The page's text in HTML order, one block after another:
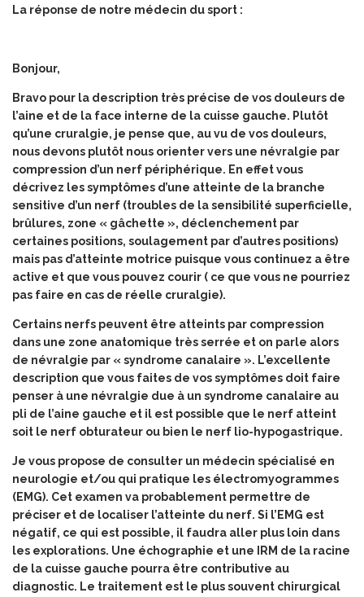
La réponse de notre médecin du sport :
Bonjour,
Bravo pour la description très précise de vos douleurs de
l’aine et de la face interne de la cuisse gauche. Plutôt
qu’une cruralgie, je pense que, au vu de vos douleurs,
nous devons plutôt nous orienter vers une névralgie par
compression d’un nerf périphérique. En effet vous
décrivez les symptômes d’une atteinte de la branche
sensitive d’un nerf (troubles de la sensibilité superficielle,
brûlures, zone « gâchette », déclenchement par
certaines positions, soulagement par d’autres positions)
mais pas d’atteinte motrice puisque vous continuez a être
active et que vous pouvez courir ( ce que vous ne pourriez
pas faire en cas de réelle cruralgie).
Certains nerfs peuvent être atteints par compression
dans une zone anatomique très serrée et on parle alors
de névralgie par « syndrome canalaire ». L’excellente
description que vous faites de vos symptômes doit faire
penser à une névralgie due à un syndrome canalaire au
pli de l’aine gauche et il est possible que le nerf atteint
soit le nerf obturateur ou bien le nerf lio-hypogastrique.
Je vous propose de consulter un médecin spécialisé en
neurologie et/ou qui pratique les électromyogrammes
(EMG). Cet examen va probablement permettre de
préciser et de localiser l’atteinte du nerf. Si l’EMG est
négatif, ce qui est possible, il faudra aller plus loin dans
les explorations. Une échographie et une IRM de la racine
de la cuisse gauche pourra être contributive au
diagnostic. Le traitement est le plus souvent chirurgical